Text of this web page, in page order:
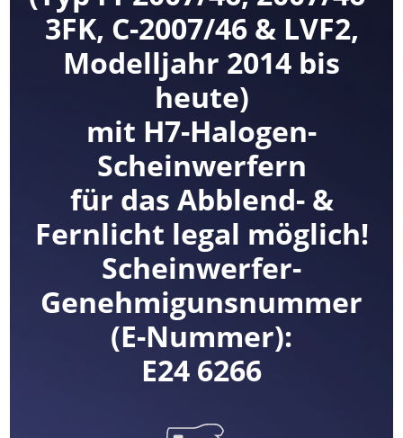
3FK, C-2007/46 & LVF2,
Modelljahr 2014 bis
heute)
mit H7-Halogen-
Scheinwerfern
für das Abblend- &
Fernlicht legal möglich!
Scheinwerfer-
Genehmigunsnummer
(E-Nummer):
E24 6266